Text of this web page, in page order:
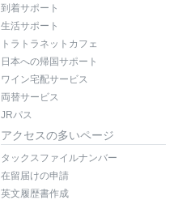
到着サポート
生活サポート
トラトラネットカフェ
日本への帰国サポート
ワイン宅配サービス
両替サービス
JRパス
アクセスの多いページ
タックスファイルナンバー
在留届けの申請
英文履歴書作成